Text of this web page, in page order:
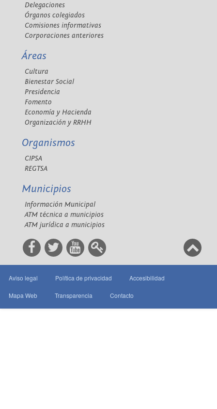
Delegaciones
Órganos colegiados
Comisiones informativas
Corporaciones anteriores
Áreas
Cultura
Bienestar Social
Presidencia
Fomento
Economía y Hacienda
Organización y RRHH
Organismos
CIPSA
REGTSA
Municipios
Información Municipal
ATM técnica a municipios
ATM jurídica a municipios
Aviso legal Política de privacidad Accesibilidad
Mapa Web Transparencia Contacto